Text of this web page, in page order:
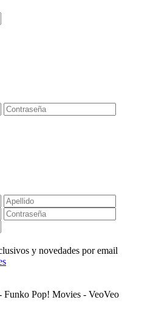
y novedades por email